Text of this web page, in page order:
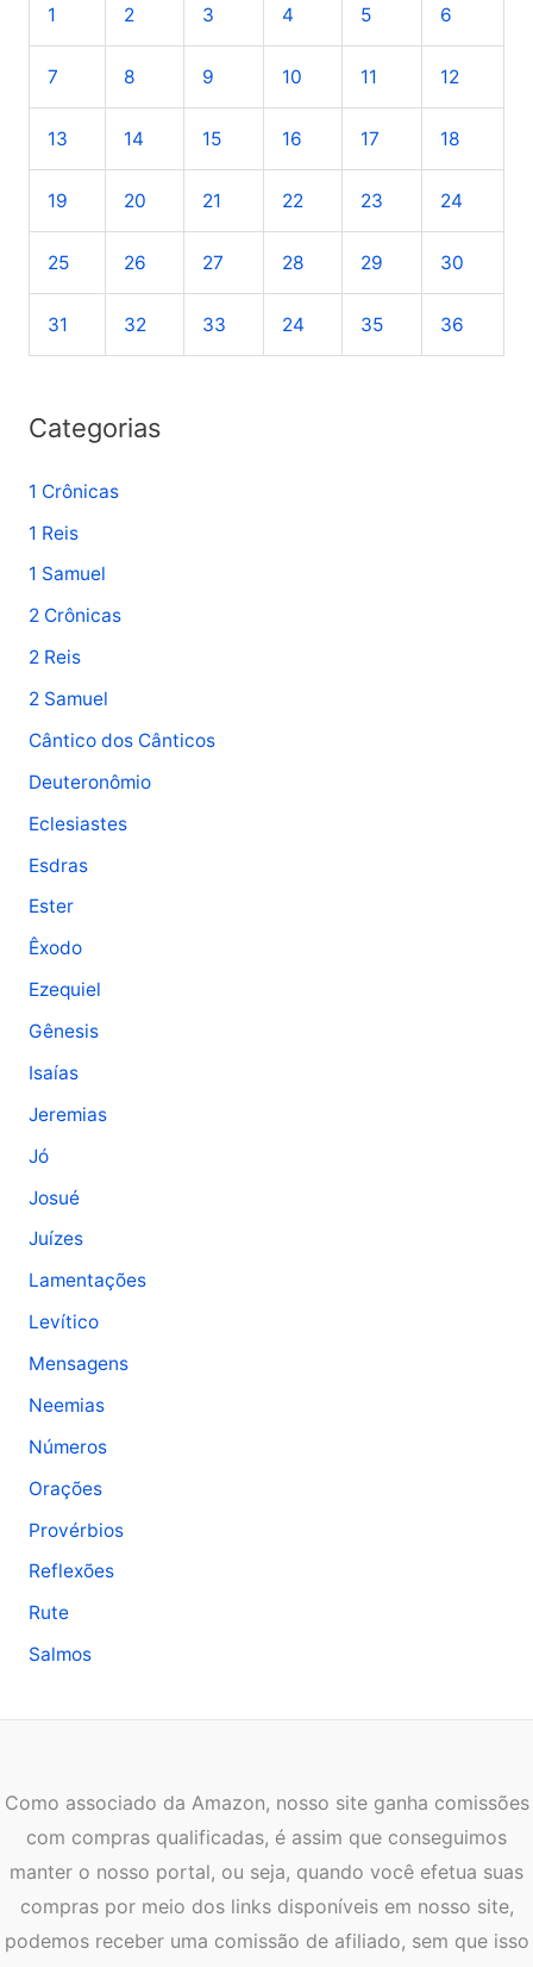
s
p
r
1 2 3 4 5 6
7 8 9 10 11 12
13 14 15 16 17 18
19 20 21 22 23 24
25 26 27 28 29 30
31 32 33 24 35 36
Categorias
1 Crônicas
1 Reis
1 Samuel
2 Crônicas
2 Reis
2 Samuel
Cântico dos Cânticos
Deuteronômio
Eclesiastes
Esdras
Ester
Êxodo
Ezequiel
Gênesis
Isaías
Jeremias
Jó
Josué
Juízes
Lamentações
Levítico
Mensagens
Neemias
Números
Orações
Provérbios
Reflexões
Rute
Salmos
Como associado da Amazon, nosso site ganha comissões
com compras qualificadas, é assim que conseguimos
manter o nosso portal, ou seja, quando você efetua suas
compras por meio dos links disponíveis em nosso site,
podemos receber uma comissão de afiliado, sem que isso